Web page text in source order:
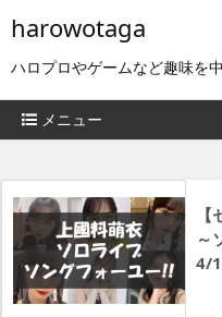
harowotaga
ハロプロやゲームなど趣味を
メニュー
～
4/